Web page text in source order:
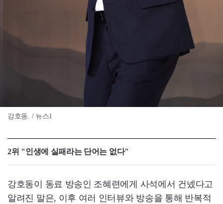
강호동. / 뉴스1
2위 "인생에 실패라는 단어는 없다"
강호동이 동료 방송인 조혜련에게 사석에서 건넸다고
알려진 말은, 이후 여러 인터뷰와 방송을 통해 반복적